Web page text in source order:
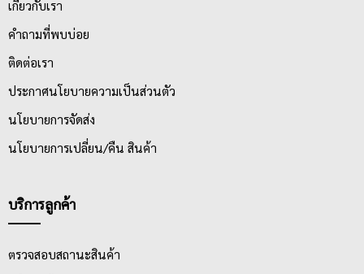
เกี่ยวกับเรา
คำถามที่พบบ่อย
ติดต่อเรา
ประกาศนโยบายความเป็นส่วนตัว
นโยบายการจัดส่ง
นโยบายการเปลี่ยน/คืน สินค้า
บริการลูกค้า
ตรวจสอบสถานะสินค้า